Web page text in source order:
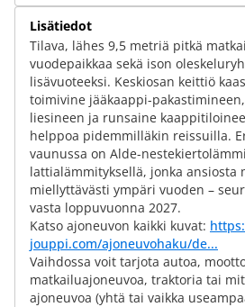
Lisätiedot
Tilava, lähes 9,5 metriä pitkä
vuodepaikkaa sekä ison
lisävuoteeksi. Keskiosan keittiö
toimivine jääkaappi-
liesineen ja runsaine
helppoa pidemmilläkin reissuilla.
vaunussa on Alde-
lattialämmityksellä, jonka ansiosta
miellyttävästi ympäri vuoden –
vasta loppuvuonna 2027.
Katso ajoneuvon kaikki kuvat:
jouppi.com/ajoneuvohaku/de...
Vaihdossa voit tarjota autoa,
matkailuajoneuvoa, traktoria tai
ajoneuvoa (yhtä tai vaikka